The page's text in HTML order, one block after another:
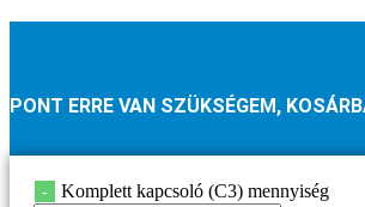
PONT ERRE VAN SZÜKSÉGEM,
- Komplett kapcsoló (C3) mennyiség